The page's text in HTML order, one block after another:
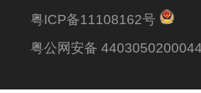
粤ICP备11108162号
粤公网安备